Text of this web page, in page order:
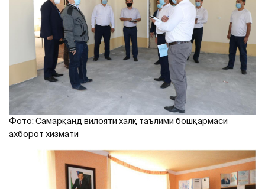
Фото: Самарқанд вилояти халқ таълими бошқармаси
ахборот хизмати